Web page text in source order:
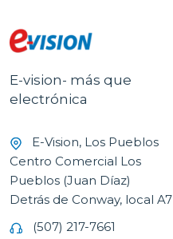
E-vision- más que
electrónica
E-Vision, Los Pueblos
Centro Comercial Los
Pueblos (Juan Díaz)
Detrás de Conway, local A7
(507) 217-7661